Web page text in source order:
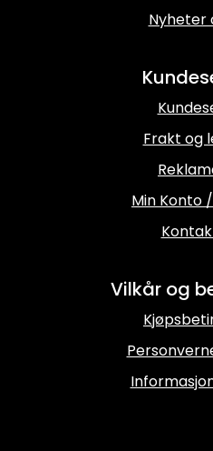
Nyheter
Frakt og
Min Konto
Vilkår og